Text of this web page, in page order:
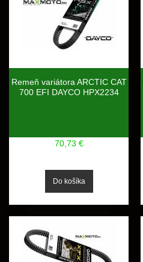
Remeň variátora ARCTIC CAT
700 EFI DAYCO HPX2234
70,73 €